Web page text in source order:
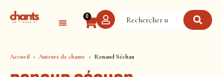
0
Accueil Auteurs de chants Renaud Séchan